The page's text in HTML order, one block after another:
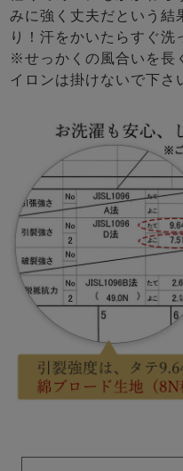
みに強く丈夫だという結
り！汗をかいたらすぐ洗
※せっかくの風合いを長
イロンは掛けないで下さ